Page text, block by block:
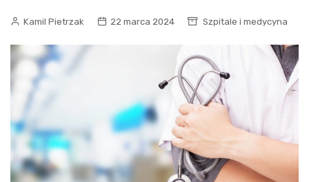
Kamil Pietrzak 22 marca 2024 Szpitale i medycyna